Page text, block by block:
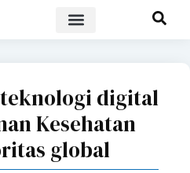
digital
Kesehatan
global